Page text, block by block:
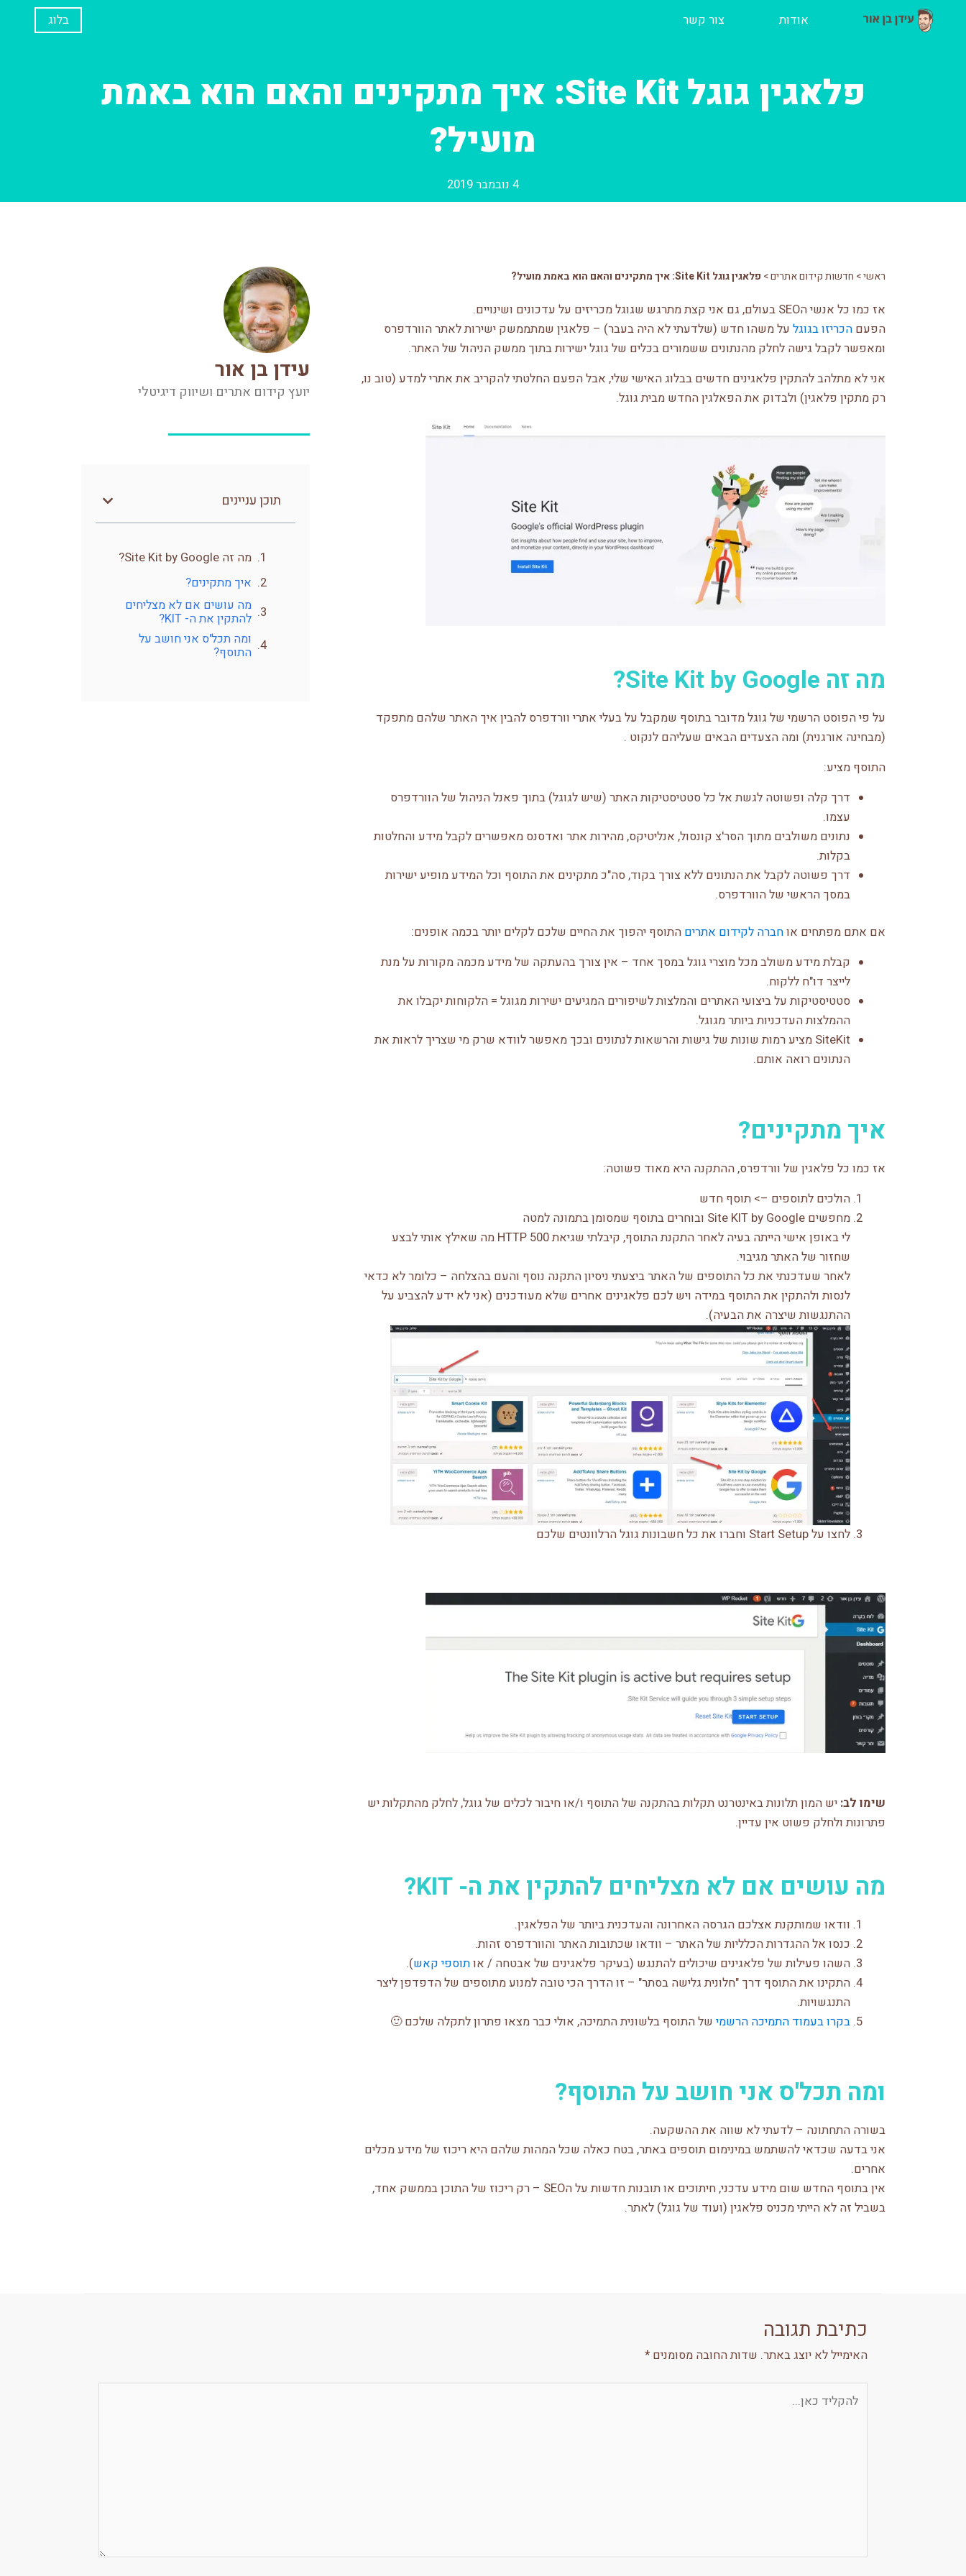
אודות צור קשר בלוג
פלאגין גוגל Site Kit: איך מתקינים והאם הוא באמת
מועיל?
4 נובמבר 2019
ראשי> חדשות קידום אתרים> פלאגין גוגל Site Kit: איך מתקינים והאם הוא באמת מועיל?
אז כמו כל אנשי הSEO בעולם, גם אני קצת מתרגש שגוגל מכריזים על עדכונים ושינויים.
הפעם הכריזו בגוגל על משהו חדש (שלדעתי לא היה בעבר) – פלאגין שמתממשק ישירות לאתר הוורדפרס
ומאפשר לקבל גישה לחלק מהנתונים ששמורים בכלים של גוגל ישירות בתוך ממשק הניהול של האתר.
אני לא מתלהב להתקין פלאגינים חדשים בבלוג האישי שלי, אבל הפעם החלטתי להקריב את אתרי למדע (טוב נו,
רק מתקין פלאגין) ולבדוק את הפאלגין החדש מבית גוגל.
מה זה Site Kit by Google?
על פי הפוסט הרשמי של גוגל מדובר בתוסף שמקבל על בעלי אתרי וורדפרס להבין איך האתר שלהם מתפקד
(מבחינה אורגנית) ומה הצעדים הבאים שעליהם לנקוט .
התוסף מציע:
דרך קלה ופשוטה לגשת אל כל סטטיסטיקות האתר (שיש לגוגל) בתוך פאנל הניהול של הוורדפרס
עצמו.
נתונים משולבים מתוך הסר'צ קונסול, אנליטיקס, מהירות אתר ואדסנס מאפשרים לקבל מידע והחלטות
בקלות.
דרך פשוטה לקבל את הנתונים ללא צורך בקוד, סה"כ מתקינים את התוסף וכל המידע מופיע ישירות
במסך הראשי של הוורדפרס.
אם אתם מפתחים אוחברה לקידום אתרים התוסף יהפוך את החיים שלכם לקלים יותר בכמה אופנים:
קבלת מידע משולב מכל מוצרי גוגל במסך אחד – אין צורך בהעתקה של מידע מכמה מקורות על מנת
לייצר דו"ח ללקוח.
סטטיסטיקות על ביצועי האתרים והמלצות לשיפורים המגיעים ישירות מגוגל = הלקוחות יקבלו את
ההמלצות העדכניות ביותר מגוגל.
SiteKit מציע רמות שונות של גישות והרשאות לנתונים ובכך מאפשר לוודא שרק מי שצריך לראות את
הנתונים רואה אותם.
איך מתקינים?
אז כמו כל פלאגין של וורדפרס, ההתקנה היא מאוד פשוטה:
הולכים לתוספים –> תוסף חדש
מחפשים Site KIT by Google ובוחרים בתוסף שמסומן בתמונה למטה
לי באופן אישי הייתה בעיה לאחר התקנת התוסף, קיבלתי שגיאת HTTP 500 מה שאילץ אותי לבצע
שחזור של האתר מגיבוי.
לאחר שעדכנתי את כל התוספים של האתר ביצעתי ניסיון התקנה נוסף והעם בהצלחה – כלומר לא כדאי
לנסות ולהתקין את התוסף במידה ויש לכם פלאגינים אחרים שלא מעודכנים (אני לא ידע להצביע על
ההתנגשות שיצרה את הבעיה).
לחצו על Start Setup וחברו את כל חשבונות גוגל הרלוונטים שלכם
שימו לב: יש המון תלונות באינטרנט תקלות בהתקנה של התוסף ו/או חיבור לכלים של גוגל, לחלק מהתקלות יש
פתרונות ולחלק פשוט אין עדיין.
מה עושים אם לא מצליחים להתקין את ה- KIT?
וודאו שמותקנת אצלכם הגרסה האחרונה והעדכנית ביותר של הפלאגין.
כנסו אל ההגדרות הכלליות של האתר – וודאו שכתובות האתר והוורדפרס זהות.
השהו פעילות של פלאגינים שיכולים להתנגש (בעיקר פלאגינים של אבטחה / אותוספי קאש).
התקינו את התוסף דרך "חלונית גלישה בסתר" – זו הדרך הכי טובה למנוע מתוספים של הדפדפן ליצר
התנגשויות.
בקרו בעמוד התמיכה הרשמי של התוסף בלשונית התמיכה, אולי כבר מצאו פתרון לתקלה שלכם 🙂
ומה תכל'ס אני חושב על התוסף?
בשורה התחתונה – לדעתי לא שווה את ההשקעה.
אני בדעה שכדאי להשתמש במינימום תוספים באתר, בטח כאלה שכל המהות שלהם היא ריכוז של מידע מכלים
אחרים.
אין בתוסף החדש שום מידע עדכני, חיתוכים או תובנות חדשות על הSEO – רק ריכוז של התוכן בממשק אחד,
בשביל זה לא הייתי מכניס פלאגין (ועוד של גוגל) לאתר.
עידן בן אור
יועץ קידום אתרים ושיווק דיגיטלי
תוכן עניינים
מה זה Site Kit by Google?
איך מתקינים?
מה עושים אם לא מצליחים
להתקין את ה- KIT?
ומה תכל'ס אני חושב על
התוסף?
כתיבת תגובה
האימייל לא יוצג באתר. שדות החובה מסומנים *
להקליד
כאן...